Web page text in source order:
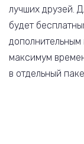
лучших друзей.
будет
дополнительным
максимум
в отдельный